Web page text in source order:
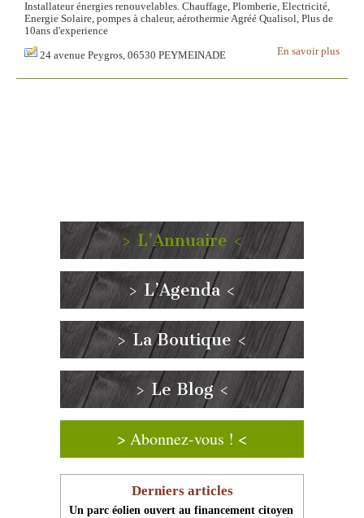
Installateur énergies renouvelables. Chauffage, Plomberie, Electricité,
Energie Solaire, pompes à chaleur, aérothermie Agréé Qualisol, Plus de
10ans d'experience
En savoir plus
24 avenue Peygros, 06530 PEYMEINADE
> L’Annuaire <
> L’Agenda <
> La Boutique <
> Le Blog <
> Abonnez-vous ! <
Derniers articles
Un parc éolien ouvert au financement citoyen